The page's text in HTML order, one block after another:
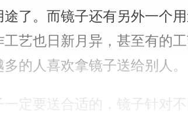
了。而镜子还有另外一个
艺也日新月异，甚至有的
的人喜欢拿镜子送给别人。
一定要送合适的，镜子针对